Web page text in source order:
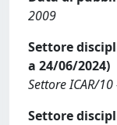
2009
Settore
a 24/06/2024)
Settore ICAR/10
Settore